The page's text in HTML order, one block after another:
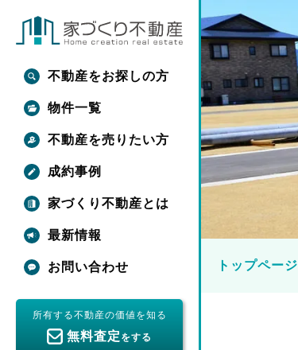
不動産をお探しの方
物件一覧
不動産を売りたい方
成約事例
家づくり不動産とは
最新情報
お問い合わせ
所有する不動産の価値を知る
無料査定 をする
トップページ